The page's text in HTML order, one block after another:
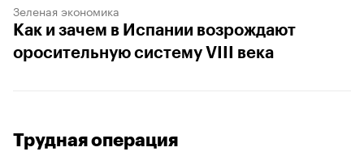
Зеленая экономика
Как и зачем в Испании возрождают
оросительную систему VIII века
Трудная операция